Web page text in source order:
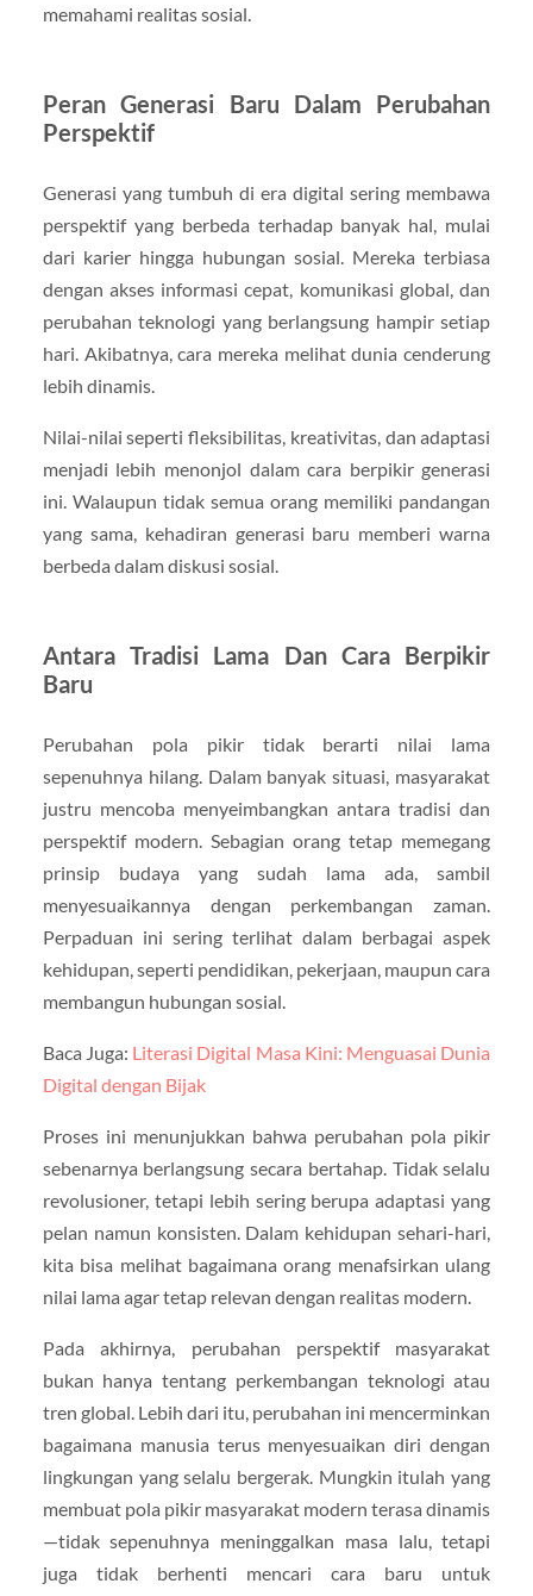
memahami realitas sosial.
Peran Generasi Baru Dalam Perubahan
Perspektif
Generasi yang tumbuh di era digital sering membawa
perspektif yang berbeda terhadap banyak hal, mulai
dari karier hingga hubungan sosial. Mereka terbiasa
dengan akses informasi cepat, komunikasi global, dan
perubahan teknologi yang berlangsung hampir setiap
hari. Akibatnya, cara mereka melihat dunia cenderung
lebih dinamis.
Nilai-nilai seperti fleksibilitas, kreativitas, dan adaptasi
menjadi lebih menonjol dalam cara berpikir generasi
ini. Walaupun tidak semua orang memiliki pandangan
yang sama, kehadiran generasi baru memberi warna
berbeda dalam diskusi sosial.
Antara Tradisi Lama Dan Cara Berpikir
Baru
Perubahan pola pikir tidak berarti nilai lama
sepenuhnya hilang. Dalam banyak situasi, masyarakat
justru mencoba menyeimbangkan antara tradisi dan
perspektif modern. Sebagian orang tetap memegang
prinsip budaya yang sudah lama ada, sambil
menyesuaikannya dengan perkembangan zaman.
Perpaduan ini sering terlihat dalam berbagai aspek
kehidupan, seperti pendidikan, pekerjaan, maupun cara
membangun hubungan sosial.
Baca Juga: Literasi Digital Masa Kini: Menguasai Dunia
Digital dengan Bijak
Proses ini menunjukkan bahwa perubahan pola pikir
sebenarnya berlangsung secara bertahap. Tidak selalu
revolusioner, tetapi lebih sering berupa adaptasi yang
pelan namun konsisten. Dalam kehidupan sehari-hari,
kita bisa melihat bagaimana orang menafsirkan ulang
nilai lama agar tetap relevan dengan realitas modern.
Pada akhirnya, perubahan perspektif masyarakat
bukan hanya tentang perkembangan teknologi atau
tren global. Lebih dari itu, perubahan ini mencerminkan
bagaimana manusia terus menyesuaikan diri dengan
lingkungan yang selalu bergerak. Mungkin itulah yang
membuat pola pikir masyarakat modern terasa dinamis
—tidak sepenuhnya meninggalkan masa lalu, tetapi
juga tidak berhenti mencari cara baru untuk